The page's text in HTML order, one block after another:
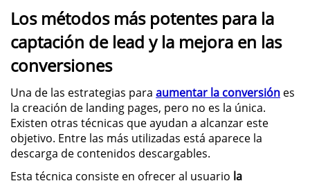
Los métodos más potentes para la
captación de lead y la mejora en las
conversiones
Una de las estrategias para aumentar la conversión es
la creación de landing pages, pero no es la única.
Existen otras técnicas que ayudan a alcanzar este
objetivo. Entre las más utilizadas está aparece la
descarga de contenidos descargables.
Esta técnica consiste en ofrecer al usuario la